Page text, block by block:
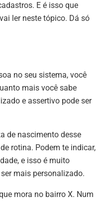
E é isso que
ler neste tópico. Dá só
no seu sistema, você
mais você sabe
e assertivo pode ser
de nascimento desse
rotina. Podem te indicar,
e isso é muito
mais personalizado.
mora no bairro X. Num